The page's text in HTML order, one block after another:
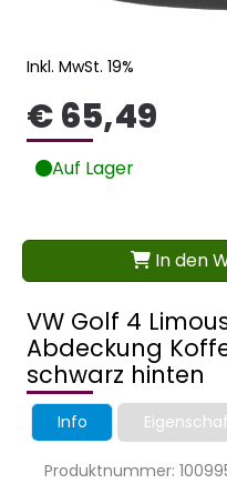
VW Golf 4
Abdeckung
schwarz hinten
Info
Produktnummer:
Inkl. MwSt. 19%
€ 65,49
Auf Lager
In den